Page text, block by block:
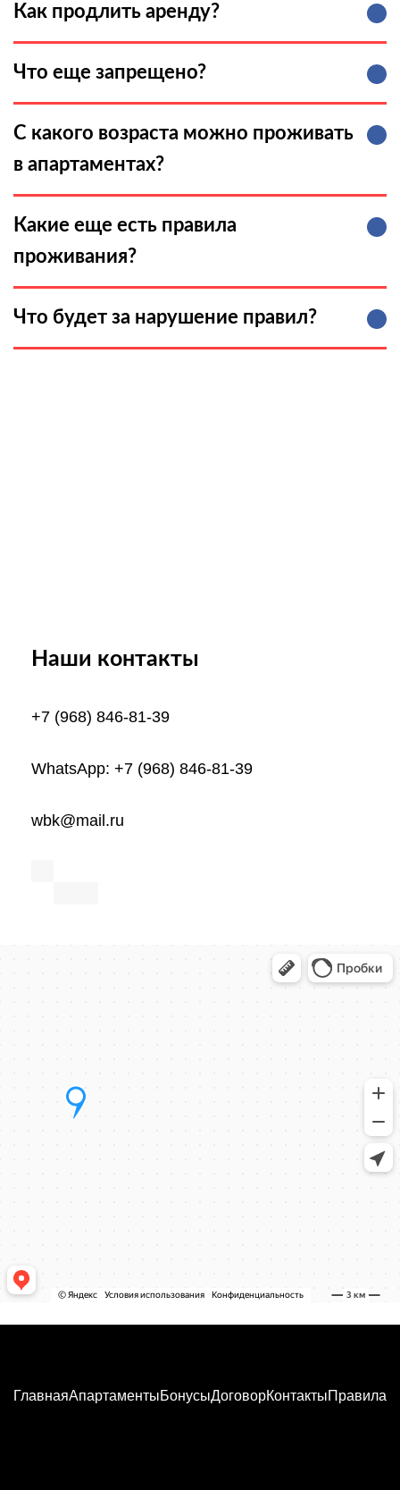
Как продлить аренду?
Что еще запрещено?
С какого возраста можно проживать
в апартаментах?
Какие еще есть правила
проживания?
Что будет за нарушение правил?
Наши контакты
+7 (968) 846-81-39
WhatsApp: +7 (968) 846-81-39
wbk@mail.ru
ГлавнаяАпартаментыБонусыДоговорКонтактыПравила